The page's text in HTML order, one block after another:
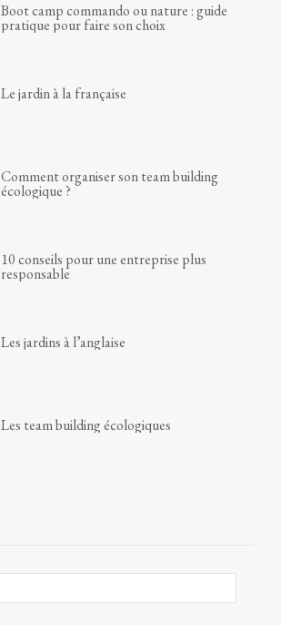
Boot camp commando ou nature : guide
pratique pour faire son choix
Le jardin à la française
Comment organiser son team building
écologique ?
10 conseils pour une entreprise plus
responsable
Les jardins à l’anglaise
Les team building écologiques